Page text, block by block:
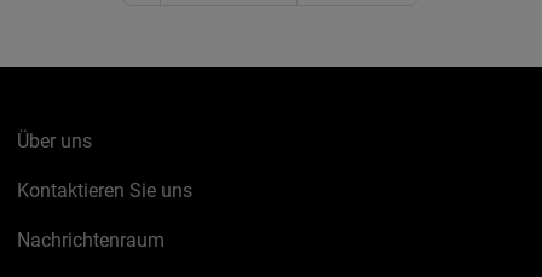
Über uns
Kontaktieren Sie uns
Nachrichtenraum